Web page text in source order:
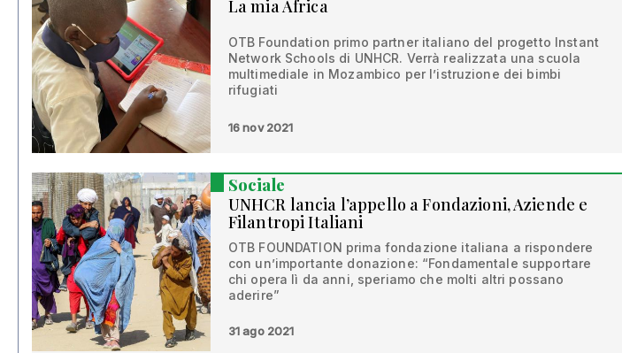
La mia Africa
OTB Foundation primo partner italiano del progetto Instant
Network Schools di UNHCR. Verrà realizzata una scuola
multimediale in Mozambico per l’istruzione dei bimbi
rifugiati
16 nov 2021
Sociale
UNHCR lancia l’appello a Fondazioni, Aziende e
Filantropi Italiani
OTB FOUNDATION prima fondazione italiana a rispondere
con un’importante donazione: “Fondamentale supportare
chi opera lì da anni, speriamo che molti altri possano
aderire”
31 ago 2021